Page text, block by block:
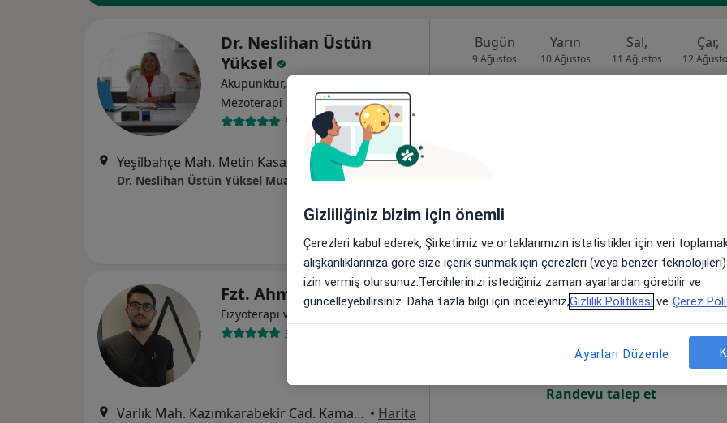
Dr. Neslihan Üstün
Yüksel
Akupunktur, Ozon terapi,
Mezoterapi
51 görüş
Yeşilbahçe Mah. Metin Kasapoğlu Cad. Nermin Kıray Apt. 37/1, Antalya •Harita
Dr. Neslihan Üstün Yüksel Muayenehanesi
Bugün
9 Ağustos
Yarın
10 Ağustos
Sal,
11 Ağustos
Çar,
12
Fzt. Ahmet Burak Acar
Fizyoterapi ve rehabilitasyon
37 görüş
Varlık Mah. Kazımkarabekir Cad. Kamaç Apt. 16/101, Antalya • Harita
Bugün
9 Ağustos
Yarın
10 Ağustos
Sal,
11 Ağustos
Çar,
12
Online randevu erişime kapalı
Randevu talep et
Gizliliğiniz bizim için önemli
Çerezleri kabul ederek, Şirketimiz ve ortaklarımızın istatistikler için veri
alışkanlıklarınıza göre size içerik sunmak için çerezleri (veya benzer
izin vermiş olursunuz.Tercihlerinizi istediğiniz zaman ayarlardan görebilir ve
güncelleyebilirsiniz. Daha fazla bilgi için inceleyiniz,Gizlilik Politikası ve Çerez
Ayarları Düzenle